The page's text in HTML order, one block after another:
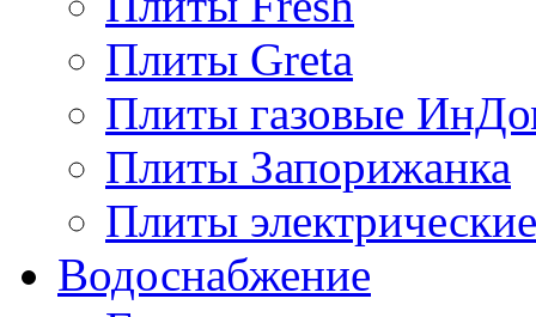
Плиты Greta
Плиты газовые
Плиты Запорижанка
Плиты
Водоснабжение